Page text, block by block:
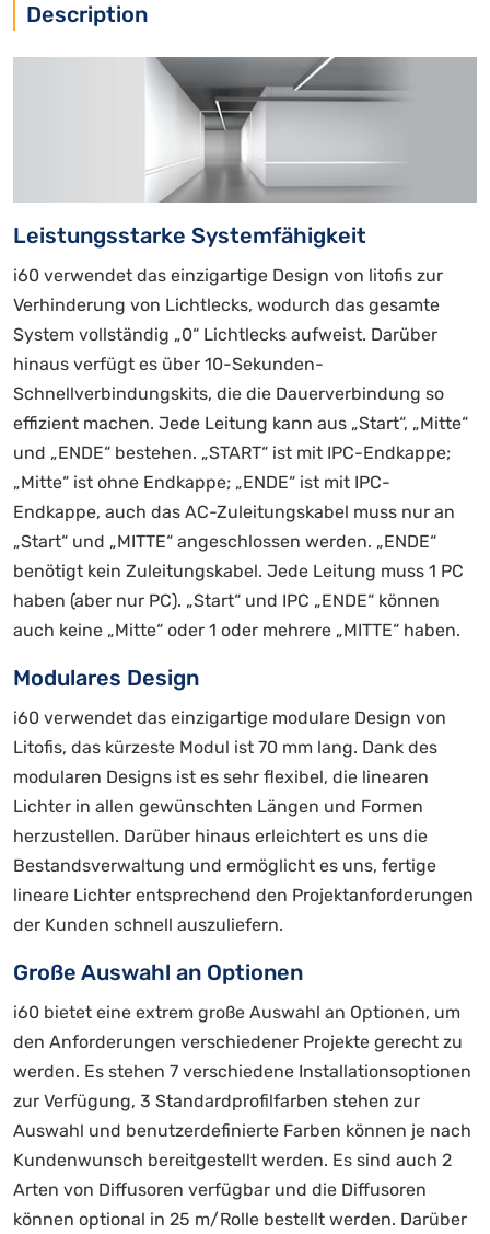
Description
Leistungsstarke Systemfähigkeit
i60 verwendet das einzigartige Design von litofis zur
Verhinderung von Lichtlecks, wodurch das gesamte
System vollständig „0“ Lichtlecks aufweist. Darüber
hinaus verfügt es über 10-Sekunden-
Schnellverbindungskits, die die Dauerverbindung so
effizient machen. Jede Leitung kann aus „Start“, „Mitte“
und „ENDE“ bestehen. „START“ ist mit IPC-Endkappe;
„Mitte“ ist ohne Endkappe; „ENDE“ ist mit IPC-
Endkappe, auch das AC-Zuleitungskabel muss nur an
„Start“ und „MITTE“ angeschlossen werden. „ENDE“
benötigt kein Zuleitungskabel. Jede Leitung muss 1 PC
haben (aber nur PC). „Start“ und IPC „ENDE“ können
auch keine „Mitte“ oder 1 oder mehrere „MITTE“ haben.
Modulares Design
i60 verwendet das einzigartige modulare Design von
Litofis, das kürzeste Modul ist 70 mm lang. Dank des
modularen Designs ist es sehr flexibel, die linearen
Lichter in allen gewünschten Längen und Formen
herzustellen. Darüber hinaus erleichtert es uns die
Bestandsverwaltung und ermöglicht es uns, fertige
lineare Lichter entsprechend den Projektanforderungen
der Kunden schnell auszuliefern.
Große Auswahl an Optionen
i60 bietet eine extrem große Auswahl an Optionen, um
den Anforderungen verschiedener Projekte gerecht zu
werden. Es stehen 7 verschiedene Installationsoptionen
zur Verfügung, 3 Standardprofilfarben stehen zur
Auswahl und benutzerdefinierte Farben können je nach
Kundenwunsch bereitgestellt werden. Es sind auch 2
Arten von Diffusoren verfügbar und die Diffusoren
können optional in 25 m/Rolle bestellt werden. Darüber